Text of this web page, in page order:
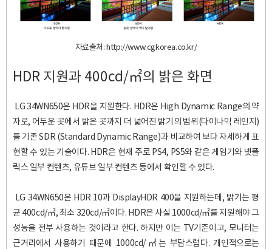
자료출처: http://www.cgkorea.co.kr/
HDR 지원과 400cd/㎡의 밝은 화면
LG 34WN650은 HDR을 지원한다. HDR은 High Dynamic Range의 약
자로, 어두운 곳에서 밝은 곳까지 더 넓어진 밝기의 범위(다이나믹 레인지)
를 기존 SDR (Standard Dynamic Range)과 비교하여 보다 자세하게 표
현할 수 있는 기술이다. HDR은 현재 주로 PS4, PS5와 같은 게임기와 넷플
릭스 일부 컨텐츠, 유튜브 일부 컨텐츠 등에서 확인할 수 있다.
LG 34WN650은 HDR 10과 DisplayHDR 400을 지원하는데, 밝기는 평
균 400cd/㎡, 최소 320cd/㎡이다. HDR은 사실 1000cd/㎡를 지원해야 그
성능을 전부 사용하는 것이라고 한다. 하지만 이는 TV기준이고, 모니터는
근거리에서 사용하기 때문에 1000cd/ ㎡는 부담스럽다. 개인적으로는